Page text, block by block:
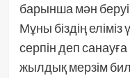
барынша мән
Мұны біздің
серпін деп
жылдық мерзім